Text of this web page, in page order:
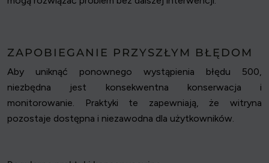
ZAPOBIEGANIE PRZYSZŁYM BŁĘDOM
Aby uniknąć ponownego wystąpienia błędu 500,
niezbędna jest konsekwentna konserwacja i
monitorowanie. Praktyki te zapewniają, że witryna
pozostaje dostępna i niezawodna dla użytkowników.